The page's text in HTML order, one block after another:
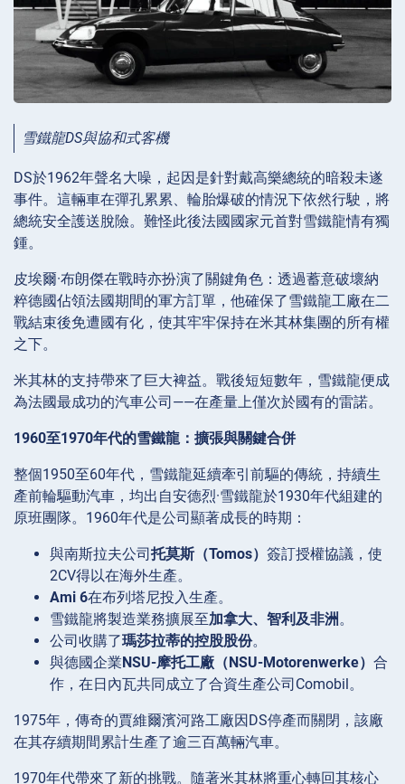
雪鐵龍DS與協和式客機
DS於1962年聲名大噪，起因是針對戴高樂總統的暗殺未遂
事件。這輛車在彈孔累累、輪胎爆破的情況下依然行駛，將
總統安全護送脫險。難怪此後法國國家元首對雪鐵龍情有獨
鍾。
皮埃爾·布朗傑在戰時亦扮演了關鍵角色：透過蓄意破壞納
粹德國佔領法國期間的軍方訂單，他確保了雪鐵龍工廠在二
戰結束後免遭國有化，使其牢牢保持在米其林集團的所有權
之下。
米其林的支持帶來了巨大裨益。戰後短短數年，雪鐵龍便成
為法國最成功的汽車公司——在產量上僅次於國有的雷諾。
1960至1970年代的雪鐵龍：擴張與關鍵合併
整個1950至60年代，雪鐵龍延續牽引前驅的傳統，持續生
產前輪驅動汽車，均出自安德烈·雪鐵龍於1930年代組建的
原班團隊。1960年代是公司顯著成長的時期：
與南斯拉夫公司托莫斯（Tomos） 簽訂授權協議，使
2CV得以在海外生產。
Ami 6在布列塔尼投入生產。
雪鐵龍將製造業務擴展至加拿大、智利及非洲。
公司收購了瑪莎拉蒂的控股股份。
與德國企業NSU-摩托工廠（NSU-Motorenwerke） 合
作，在日內瓦共同成立了合資生產公司Comobil。
1975年，傳奇的賈維爾濱河路工廠因DS停產而關閉，該廠
在其存續期間累計生產了逾三百萬輛汽車。
1970年代帶來了新的挑戰。隨著米其林將重心轉回其核心